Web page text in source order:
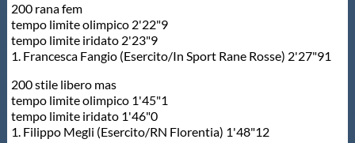
200 rana fem
tempo limite olimpico 2'22"9
tempo limite iridato 2'23"9
1. Francesca Fangio (Esercito/In Sport Rane Rosse) 2'27"91
200 stile libero mas
tempo limite olimpico 1'45"1
tempo limite iridato 1'46"0
1. Filippo Megli (Esercito/RN Florentia) 1'48"12